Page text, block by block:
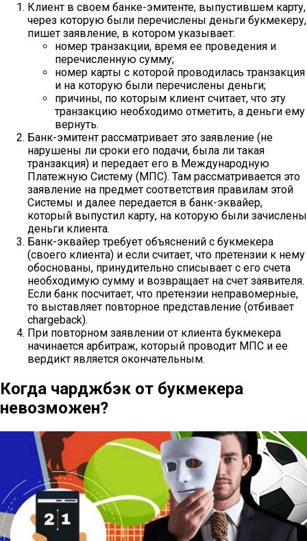
Клиент в своем банке-эмитенте, выпустившем карту,
через которую были перечислены деньги букмекеру,
пишет заявление, в котором указывает:
номер транзакции, время ее проведения и
перечисленную сумму;
номер карты с которой проводилась транзакция
и на которую были перечислены деньги;
причины, по которым клиент считает, что эту
транзакцию необходимо отметить, а деньги ему
вернуть.
Банк-эмитент рассматривает это заявление (не
нарушены ли сроки его подачи, была ли такая
транзакция) и передает его в Международную
Платежную Систему (МПС). Там рассматривается это
заявление на предмет соответствия правилам этой
Системы и далее передается в банк-эквайер,
который выпустил карту, на которую были зачислены
деньги клиента.
Банк-эквайер требует объяснений с букмекера
(своего клиента) и если считает, что претензии к нему
обоснованы, принудительно списывает с его счета
необходимую сумму и возвращает на счет заявителя.
Если банк посчитает, что претензии неправомерные,
то выставляет повторное представление (отбивает
chargeback).
При повторном заявлении от клиента букмекера
начинается арбитраж, который проводит МПС и ее
вердикт является окончательным.
Когда чарджбэк от букмекера
невозможен?